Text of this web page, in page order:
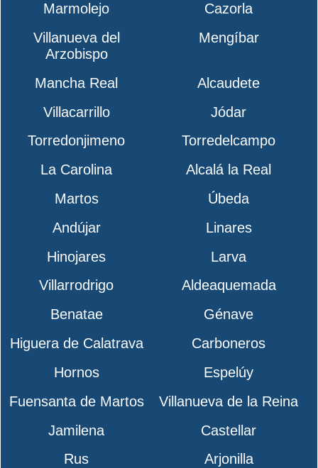
Marmolejo
Cazorla
Villanueva del
Arzobispo
Mengíbar
Mancha Real
Alcaudete
Villacarrillo
Jódar
Torredonjimeno
Torredelcampo
La Carolina
Alcalá la Real
Martos
Úbeda
Andújar
Linares
Hinojares
Larva
Villarrodrigo
Aldeaquemada
Benatae
Génave
Higuera de Calatrava
Carboneros
Hornos
Espelúy
Fuensanta de Martos
Villanueva de la Reina
Jamilena
Castellar
Rus
Arjonilla